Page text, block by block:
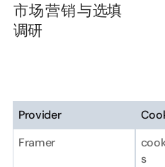
市场营销与
调研
选填
Provider
Framer
s